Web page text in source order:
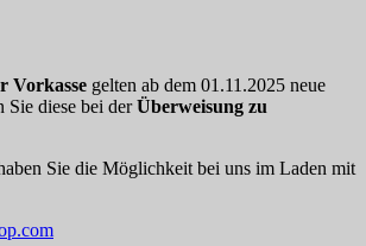
Vorkasse gelten ab dem 01.11.2025 neue
Sie diese bei derÜberweisung zu
Sie die Möglichkeit bei uns im Laden mit